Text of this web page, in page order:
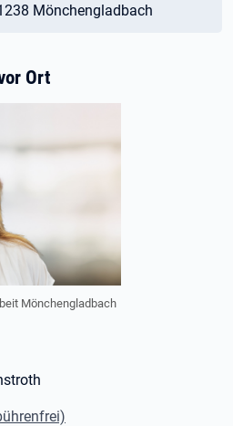
Mönchengladbach
Ort
Mönchengladbach